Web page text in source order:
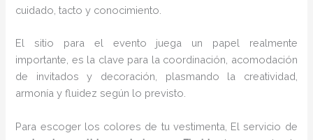
cuidado, tacto y conocimiento.
El sitio para el evento juega un papel realmente
importante, es la clave para la coordinación, acomodación
de invitados y decoración, plasmando la creatividad,
armonía y fluidez según lo previsto.
Para escoger los colores de tu vestimenta, El servicio de